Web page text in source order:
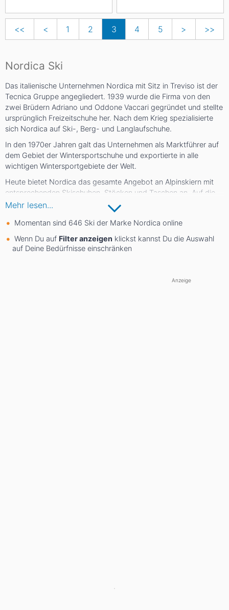
<< < 1 2 3 4 5 > >>
Nordica Ski
Mehr lesen...
Das italienische Unternehmen Nordica mit Sitz in Treviso ist der
Tecnica Gruppe angegliedert. 1939 wurde die Firma von den
zwei Brüdern Adriano und Oddone Vaccari gegründet und stellte
ursprünglich Freizeitschuhe her. Nach dem Krieg spezialisierte
sich Nordica auf Ski-, Berg- und Langlaufschuhe.
In den 1970er Jahren galt das Unternehmen als Marktführer auf
dem Gebiet der Wintersportschuhe und exportierte in alle
wichtigen Wintersportgebiete der Welt.
Heute bietet Nordica das gesamte Angebot an Alpinskiern mit
entsprechenden Skischuhen, Stöcken und Taschen an. Auf die
Produkte der Italiener vertrauen auch Profis, denn mit Felix
Neureuther ist einer der weltbesten Slalomrennläufer auf Nordica
unterwegs.
Momentan sind 646 Ski der Marke Nordica online
Wenn Du auf Filter anzeigen klickst kannst Du die Auswahl
auf Deine Bedürfnisse einschränken
Anzeige